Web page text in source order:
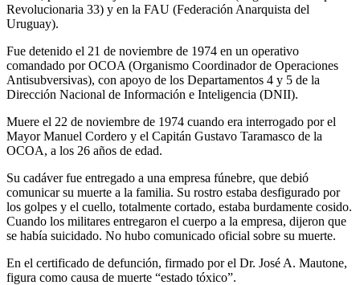
Revolucionaria 33) y en la FAU (Federación Anarquista del
Uruguay).
Fue detenido el 21 de noviembre de 1974 en un operativo
comandado por OCOA (Organismo Coordinador de Operaciones
Antisubversivas), con apoyo de los Departamentos 4 y 5 de la
Dirección Nacional de Información e Inteligencia (DNII).
Muere el 22 de noviembre de 1974 cuando era interrogado por el
Mayor Manuel Cordero y el Capitán Gustavo Taramasco de la
OCOA, a los 26 años de edad.
Su cadáver fue entregado a una empresa fúnebre, que debió
comunicar su muerte a la familia. Su rostro estaba desfigurado por
los golpes y el cuello, totalmente cortado, estaba burdamente cosido.
Cuando los militares entregaron el cuerpo a la empresa, dijeron que
se había suicidado. No hubo comunicado oficial sobre su muerte.
En el certificado de defunción, firmado por el Dr. José A. Mautone,
figura como causa de muerte “estado tóxico”.